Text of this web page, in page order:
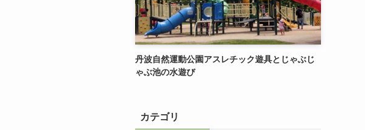
丹波自然運動公園アスレチック遊具とじゃぶじ
ゃぶ池の水遊び
カテゴリ